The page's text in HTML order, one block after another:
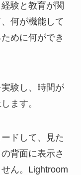
験と教育が関
何が機能して
めに何ができ
験し、時間が
ます。
ドして、見た
背面に表示さ
ん。Lightroom